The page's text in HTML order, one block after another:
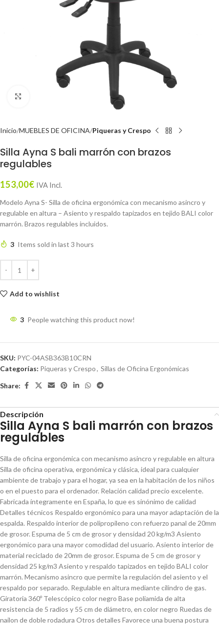
Inicio MUEBLES DE OFICINA Piqueras y Crespo
Silla Ayna S bali marrón con brazos
regulables
153,00€ IVA Incl.
Modelo Ayna S- Silla de oficina ergonómica con mecanismo asincro y
regulable en altura – Asiento y respaldo tapizados en tejido BALI color
marrón. Brazos regulables incluidos.
3 Items sold in last 3 hours
Add to wishlist
3 People watching this product now!
SKU: PYC-04ASB363B10CRN
Categorías: Piqueras y Crespo, Sillas de Oficina Ergonómicas
Share:
Descripción
Silla Ayna S bali marrón con brazos
regulables
Silla de oficina ergonómica con mecanismo asincro y regulable en altura
Silla de oficina operativa, ergonómica y clásica, ideal para cualquier
ambiente de trabajo y para el hogar, ya sea en la habitación de los niños
o en el puesto para el ordenador. Relación calidad precio excelente.
Fabricada íntegramente en España, lo que es sinónimo de calidad
Detalles técnicos Respaldo ergonómico para una mayor adaptación de la
espalda. Respaldo interior de polipropileno con refuerzo panal de 20mm
de grosor. Espuma de 5 cm de grosor y densidad 20 kg/m3 Asiento
ergonómico para una mayor comodidad del usuario. Asiento interior de
material reciclado de 20mm de grosor. Espuma de 5 cm de grosor y
densidad 25 kg/m3 Asiento y respaldo tapizados en tejido BALI color
marrón. Mecanismo asincro que permite la regulación del asiento y el
respaldo por separado. Regulable en altura mediante cilindro de gas.
Giratoria 360º Telescópico color negro Base poliamida de alta
resistencia de 5 radios y 55 cm de diámetro, en color negro Ruedas de
nailon de doble rodadura Otros detalles Favorece una buena postura